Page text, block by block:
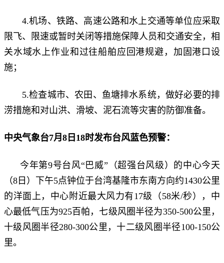
4.机场、铁路、高速公路和水上交通等单位应采取
限飞、限速或暂时关闭等措施保障人员和交通安全，相
关水域水上作业和过往船舶应回港规避，加固港口设
施；
5.检查城市、农田、鱼塘排水系统，做好必要的排
涝措施和对山洪、滑坡、泥石流等灾害的防御准备。
中央气象台7月8日18时发布台风蓝色预警：
今年第9号台风“巴威”（超强台风级）的中心今天
（8日）下午5点钟位于台湾基隆市东南方向约1430公里
的洋面上，中心附近最大风力有17级（58米/秒），中
心最低气压为925百帕，七级风圈半径为350-500公里，
十级风圈半径280-300公里，十二级风圈半径100-150公
里。